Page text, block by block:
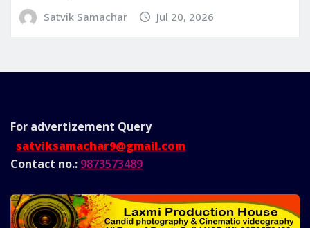
Satvik Samachar Jul 20, 2026
For advertizement Query
satviksamachar9@gmail.com
Contact no.: 9873573489